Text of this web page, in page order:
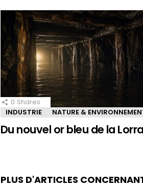
0 Shares
INDUSTRIE
NATURE &
Du nouvel or bleu de la
PLUS D'ARTICLES